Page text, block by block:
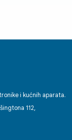
i kućnih aparata.
112,